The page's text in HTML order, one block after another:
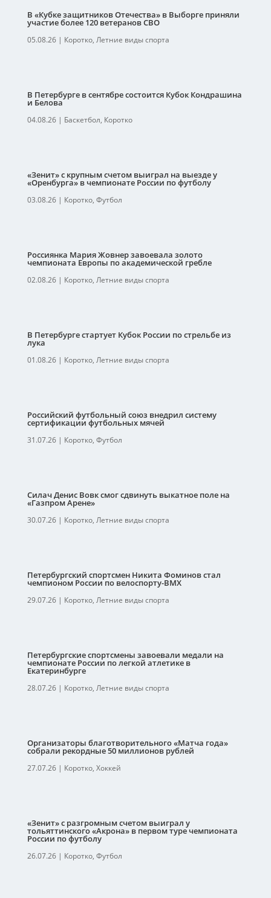
В «Кубке защитников Отечества» в Выборге приняли
участие более 120 ветеранов СВО
05.08.26| Коротко, Летние виды спорта
В Петербурге в сентябре состоится Кубок Кондрашина
и Белова
04.08.26| Баскетбол, Коротко
«Зенит» с крупным счетом выиграл на выезде у
«Оренбурга» в чемпионате России по футболу
03.08.26| Коротко, Футбол
Россиянка Мария Жовнер завоевала золото
чемпионата Европы по академической гребле
02.08.26| Коротко, Летние виды спорта
В Петербурге стартует Кубок России по стрельбе из
лука
01.08.26| Коротко, Летние виды спорта
Российский футбольный союз внедрил систему
сертификации футбольных мячей
31.07.26| Коротко, Футбол
Силач Денис Вовк смог сдвинуть выкатное поле на
«Газпром Арене»
30.07.26| Коротко, Летние виды спорта
Петербургский спортсмен Никита Фоминов стал
чемпионом России по велоспорту-ВМХ
29.07.26| Коротко, Летние виды спорта
Петербургские спортсмены завоевали медали на
чемпионате России по легкой атлетике в
Екатеринбурге
28.07.26| Коротко, Летние виды спорта
Организаторы благотворительного «Матча года»
собрали рекордные 50 миллионов рублей
27.07.26| Коротко, Хоккей
«Зенит» с разгромным счетом выиграл у
тольяттинского «Акрона» в первом туре чемпионата
России по футболу
26.07.26| Коротко, Футбол